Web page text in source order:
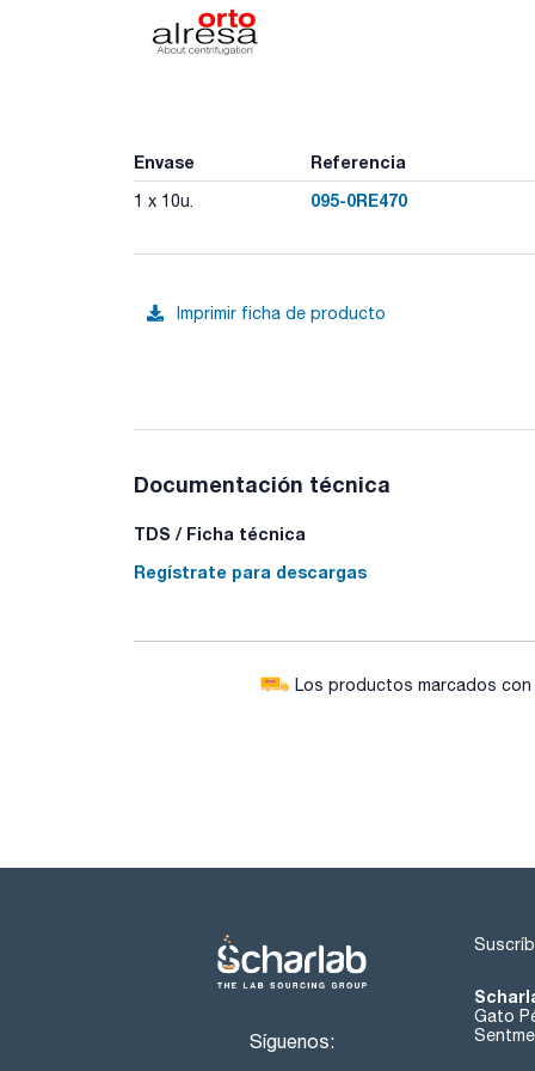
Envase Referencia
1 x 10u. 095-0RE470
Imprimir ficha de producto
Documentación técnica
TDS / Ficha técnica
Regístrate para descargas
Los productos marcados
Síguenos:
Gato